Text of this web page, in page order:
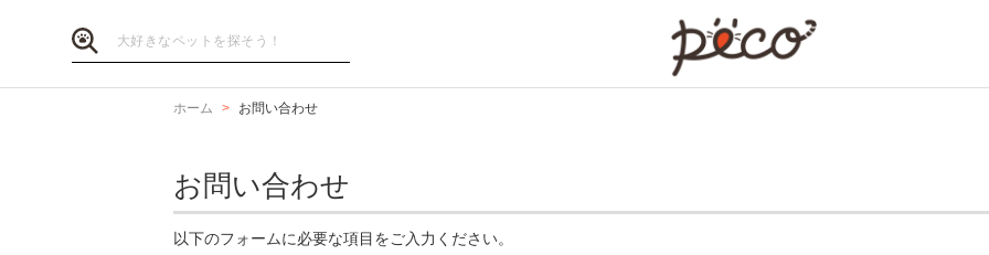
ホーム お問い合わせ
お問い合わせ
以下のフォームに必要な項目をご入力ください。